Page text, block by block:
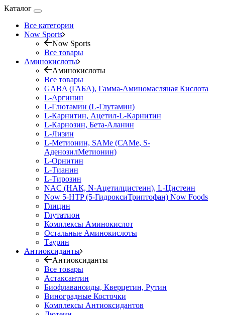
Каталог
Все категории
Now Sports
Now Sports
Все товары
Аминокислоты
Аминокислоты
Все товары
GABA (ГАБА), Гамма-Аминомасляная Кислота
L-Аргинин
L-Глютамин (L-Глутамин)
L-Карнитин, Ацетил-L-Карнитин
L-Карнозин, Бета-Аланин
L-Лизин
L-Метионин, SAMe (САМе, S-
АденозилМетионин)
L-Орнитин
L-Тианин
L-Тирозин
NAC (НАК, N-Ацетилцистеин), L-Цистеин
Now 5-HTP (5-ГидроксиТриптофан) Now Foods
Глицин
Глутатион
Комплексы Аминокислот
Остальные Аминокислоты
Таурин
Антиоксиданты
Антиоксиданты
Все товары
Астаксантин
Биофлаваноиды, Кверцетин, Рутин
Виноградные Косточки
Комплексы Антиоксидантов